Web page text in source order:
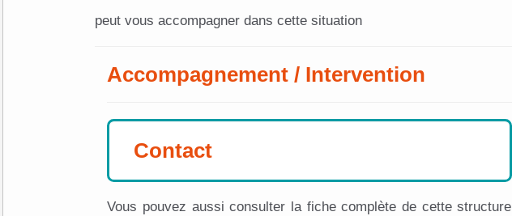
peut vous accompagner dans cette situation
Accompagnement / Intervention
Contact
Vous pouvez aussi consulter la fiche complète de cette structure